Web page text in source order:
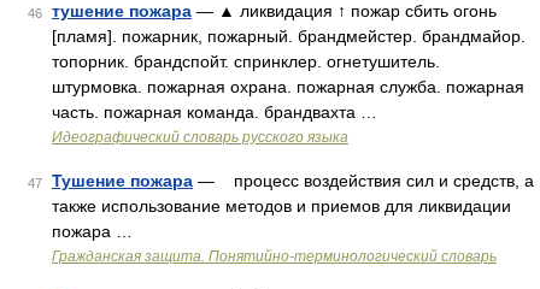
46 тушение пожара — ▲ ликвидация ↑ пожар сбить огонь
[пламя]. пожарник, пожарный. брандмейстер. брандмайор.
топорник. брандспойт. спринклер. огнетушитель.
штурмовка. пожарная охрана. пожарная служба. пожарная
часть. пожарная команда. брандвахта …
Идеографический словарь русского языка
47 Тушение пожара — процесс воздействия сил и средств, а
также использование методов и приемов для ликвидации
пожара …
Гражданская защита. Понятийно-терминологический словарь